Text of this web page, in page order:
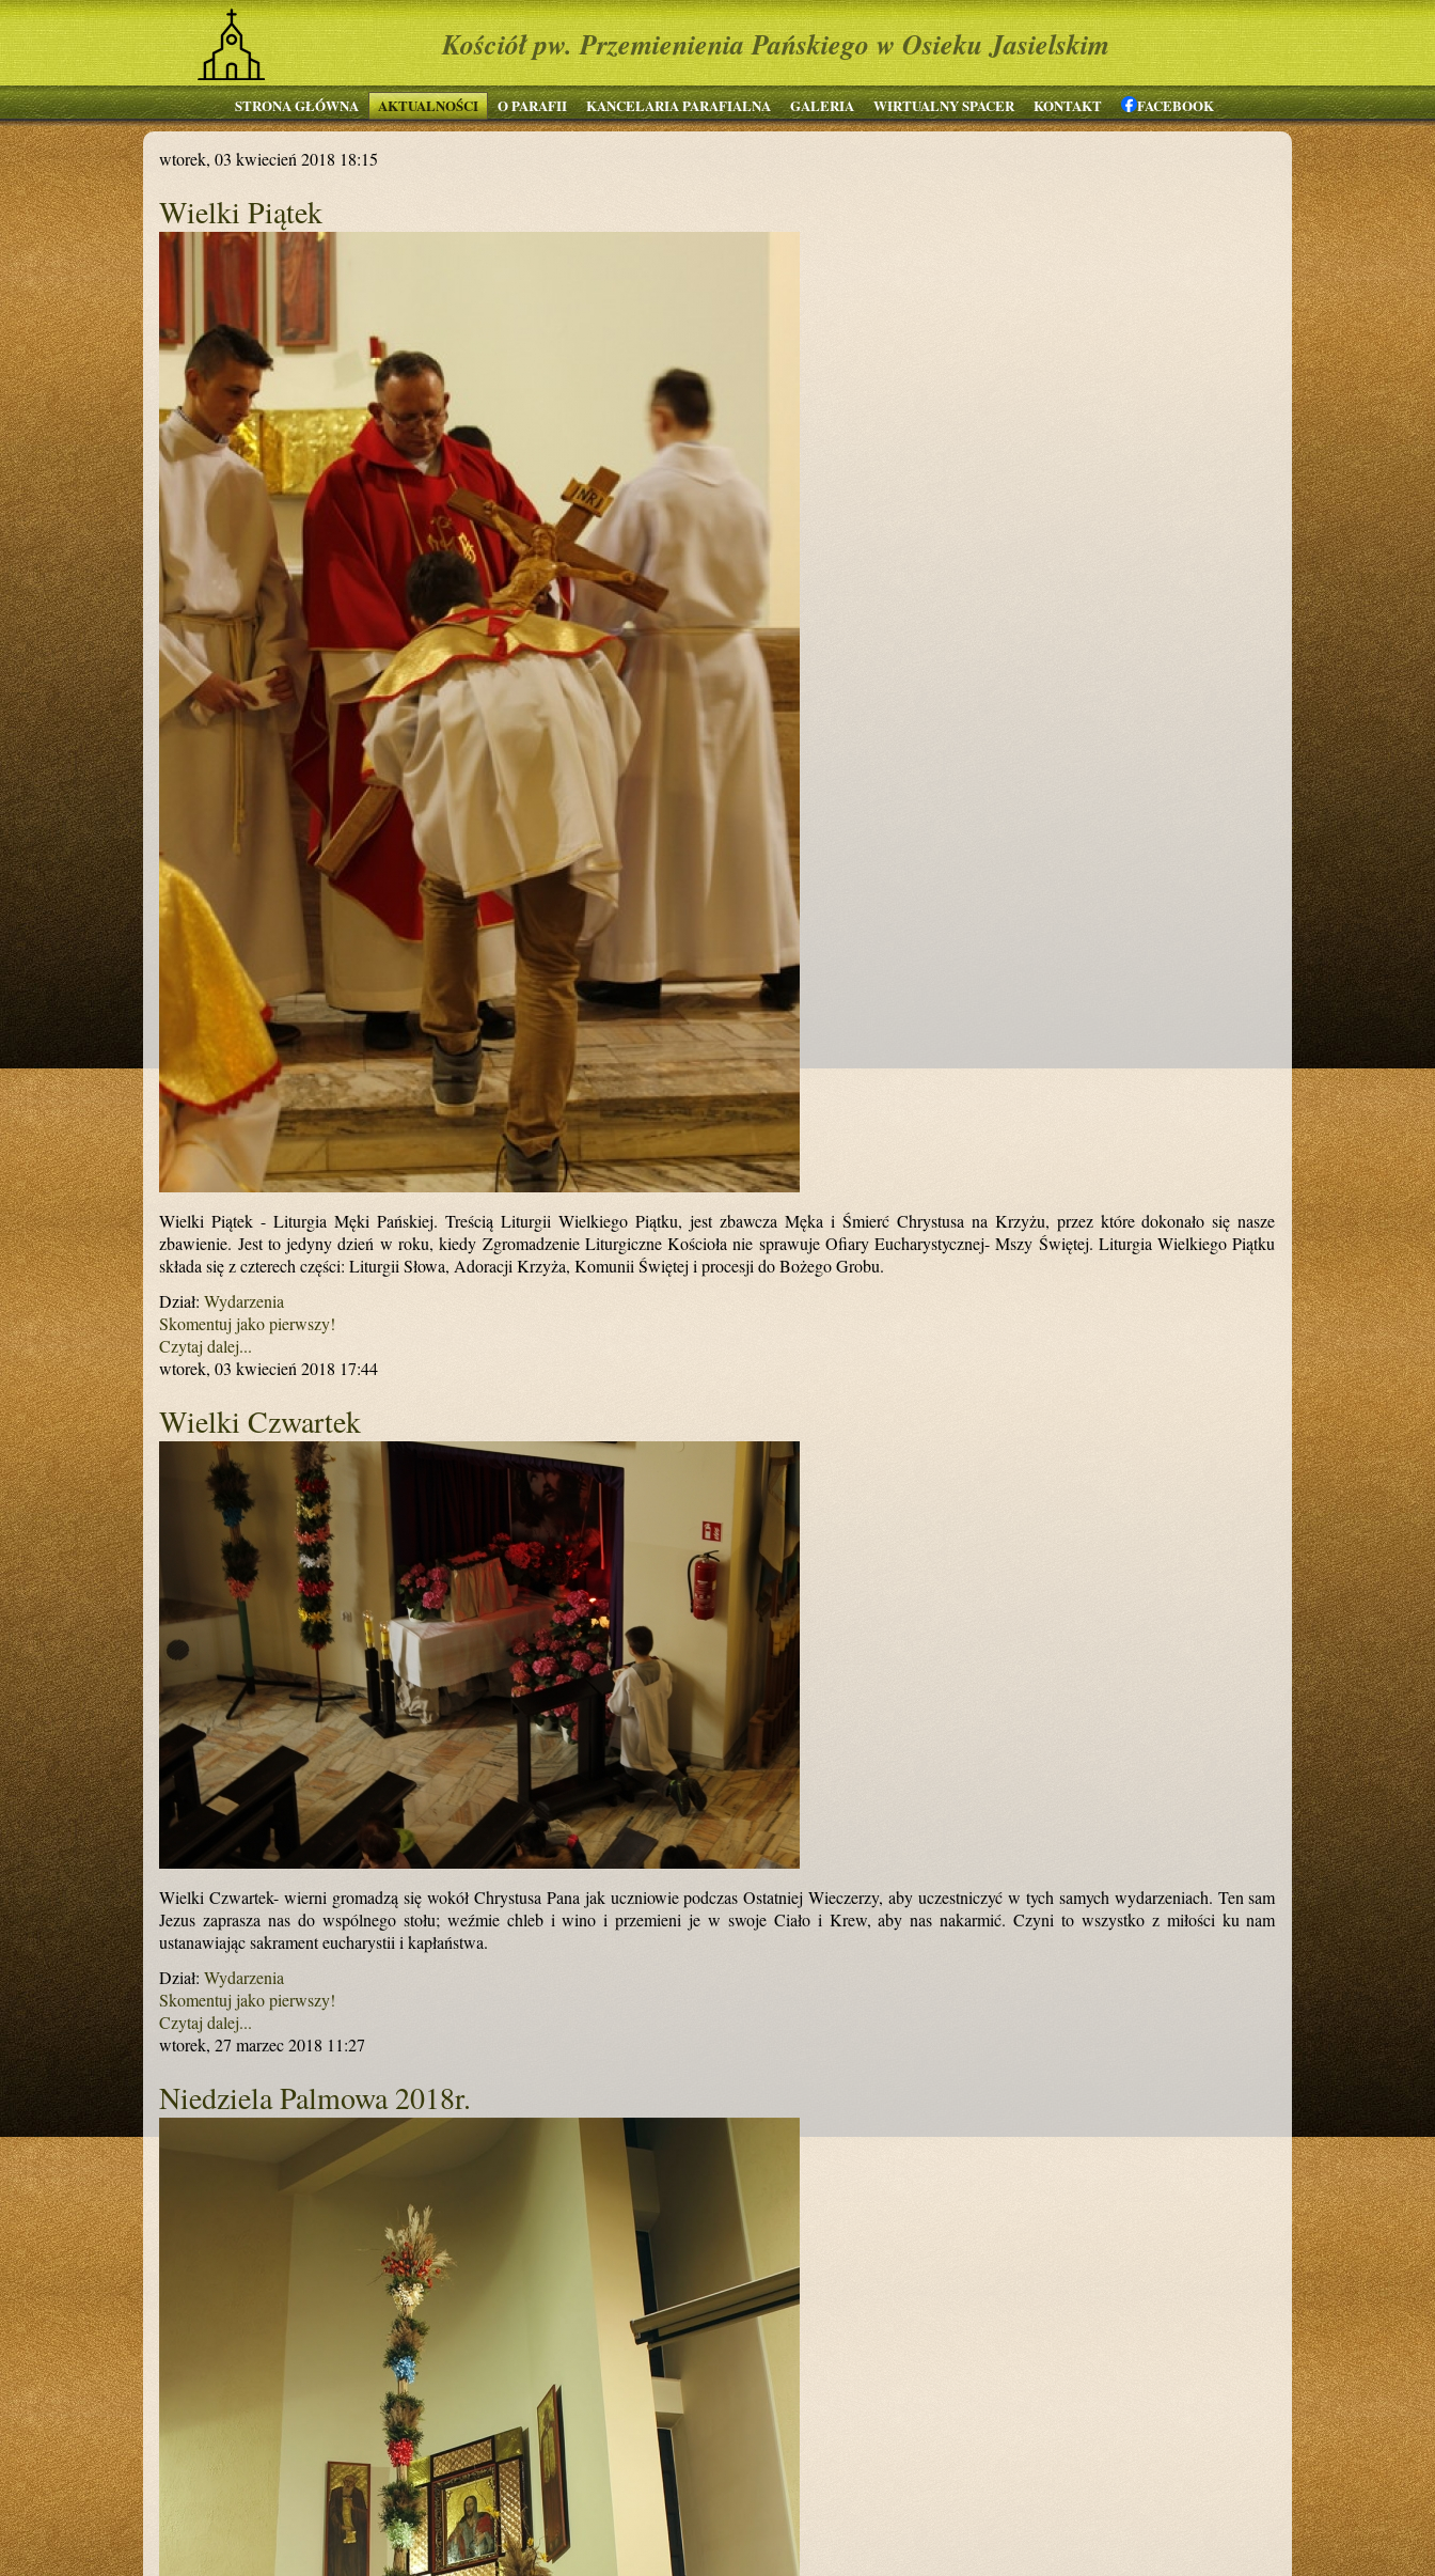
Kościół pw. Przemienienia Pańskiego w Osieku Jasielskim
STRONA GŁÓWNA AKTUALNOŚCI O PARAFII KANCELARIA PARAFIALNA GALERIA WIRTUALNY SPACER KONTAKT FACEBOOK
wtorek, 03 kwiecień 2018 18:15
Wielki Piątek
Wielki Piątek - Liturgia Męki Pańskiej. Treścią Liturgii Wielkiego Piątku, jest zbawcza Męka i Śmierć Chrystusa na Krzyżu, przez które dokonało się nasze
zbawienie. Jest to jedyny dzień w roku, kiedy Zgromadzenie Liturgiczne Kościoła nie sprawuje Ofiary Eucharystycznej- Mszy Świętej. Liturgia Wielkiego Piątku
składa się z czterech części: Liturgii Słowa, Adoracji Krzyża, Komunii Świętej i procesji do Bożego Grobu.
Dział: Wydarzenia
Skomentuj jako pierwszy!
Czytaj dalej...
wtorek, 03 kwiecień 2018 17:44
Wielki Czwartek
Wielki Czwartek- wierni gromadzą się wokół Chrystusa Pana jak uczniowie podczas Ostatniej Wieczerzy, aby uczestniczyć w tych samych wydarzeniach. Ten sam
Jezus zaprasza nas do wspólnego stołu; weźmie chleb i wino i przemieni je w swoje Ciało i Krew, aby nas nakarmić. Czyni to wszystko z miłości ku nam
ustanawiając sakrament eucharystii i kapłaństwa.
Dział: Wydarzenia
Skomentuj jako pierwszy!
Czytaj dalej...
wtorek, 27 marzec 2018 11:27
Niedziela Palmowa 2018r.